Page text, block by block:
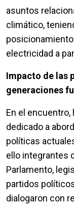
asuntos
climático,
electricidad a
Impacto de las
generaciones
En el
dedicado a
políticas
ello integrantes
Parlamento,
partidos
dialogaron con